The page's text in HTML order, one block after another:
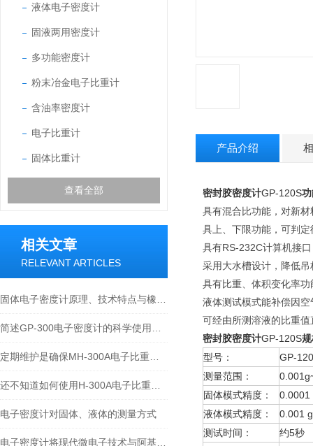
液体电子密度计
固液两用密度计
多功能密度计
粉末冶金电子比重计
含油率密度计
电子比重计
固体比重计
查看全部
相关文章
RELEVANT ARTICLES
电子密度计对固体、液体的测量方式
产品介绍
密封胶密度计GP-120S
具有混合比功能，对新
具上、下限功能，可判
具有RS-232C计算机接
采用大水槽设计，降低
具有比重、体积变化率
液体测试模式能补偿因
可经由所测溶液的比重
密封胶密度计GP-120S
型号：
测量范围：
固体模式精度：
0.0001
液体模式精度：
0.001
测试时间：
约5秒